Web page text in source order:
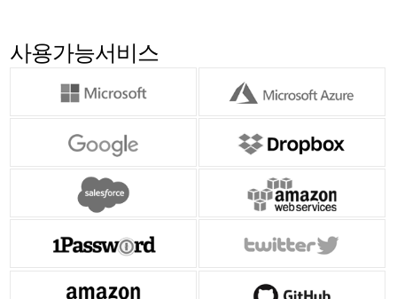
T 시리즈
터치 기반 강력한 인증, 공개키 및 개인키 암호화를
탈취에 대한 위험 요소를 제거합니다.
- 다중 프로토콜 지원 : FIDO2, U2F, HOTP, TOTP
사용가능서비스